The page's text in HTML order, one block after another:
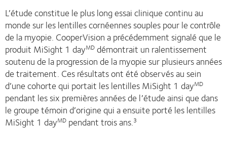
L’étude constitue le plus long essai clinique continu au
monde sur les lentilles cornéennes souples pour le contrôle
de la myopie. CooperVision a précédemment signalé que le
produit MiSight 1 dayMD démontrait un ralentissement
soutenu de la progression de la myopie sur plusieurs années
de traitement. Ces résultats ont été observés au sein
d’une cohorte qui portait les lentilles MiSight 1 dayMD
pendant les six premières années de l’étude ainsi que dans
le groupe témoin d’origine qui a ensuite porté les lentilles
MiSight 1 dayMD pendant trois ans.3